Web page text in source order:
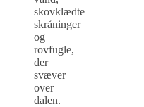
skovklædte
skråninger
og
rovfugle,
der
svæver
over
dalen.